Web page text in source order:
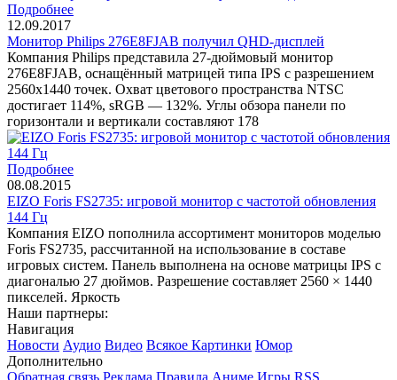
Подробнее
12.09.2017
Монитор Philips 276E8FJAB получил QHD-дисплей
Компания Philips представила 27-дюймовый монитор
276E8FJAB, оснащённый матрицей типа IPS с разрешением
2560х1440 точек. Охват цветового пространства NTSC
достигает 114%, sRGB — 132%. Углы обзора панели по
горизонтали и вертикали составляют 178
Подробнее
08.08.2015
EIZO Foris FS2735: игровой монитор с частотой обновления
144 Гц
Компания EIZO пополнила ассортимент мониторов моделью
Foris FS2735, рассчитанной на использование в составе
игровых систем. Панель выполнена на основе матрицы IPS с
диагональю 27 дюймов. Разрешение составляет 2560 × 1440
пикселей. Яркость
Наши партнеры:
Навигация
Новости Аудио Видео Всякое Картинки Юмор
Дополнительно
Обратная связь Реклама Правила Аниме Игры RSS